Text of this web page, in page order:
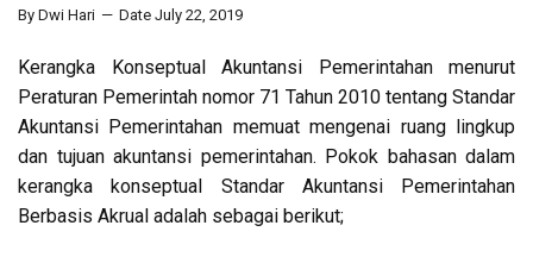
By Dwi Hari Date July 22, 2019
Kerangka Konseptual Akuntansi Pemerintahan menurut
Peraturan Pemerintah nomor 71 Tahun 2010 tentang Standar
Akuntansi Pemerintahan memuat mengenai ruang lingkup
dan tujuan akuntansi pemerintahan. Pokok bahasan dalam
kerangka konseptual Standar Akuntansi Pemerintahan
Berbasis Akrual adalah sebagai berikut;